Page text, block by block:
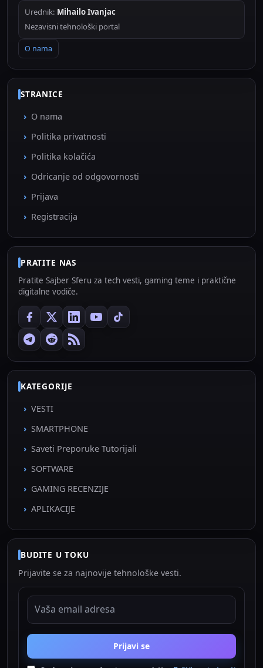
Urednik: Mihailo Ivanjac
Nezavisni tehnološki portal
O nama
STRANICE
O nama
Politika privatnosti
Politika kolačića
Odricanje od odgovornosti
Prijava
Registracija
PRATITE NAS
Pratite Sajber Sferu za tech vesti, gaming teme i praktične
digitalne vodiče.
KATEGORIJE
VESTI
SMARTPHONE
Saveti Preporuke Tutorijali
SOFTWARE
GAMING RECENZIJE
APLIKACIJE
BUDITE U TOKU
Prijavite se za najnovije tehnološke vesti.
EMAIL ADRESA
Prijavi se